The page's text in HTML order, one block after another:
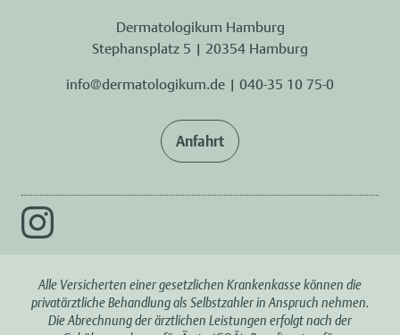
Dermatologikum Hamburg
Stephansplatz 5 | 20354 Hamburg
info@dermatologikum.de | 040-35 10 75-0
Anfahrt
Alle Versicherten einer gesetzlichen Krankenkasse können die
privatärztliche Behandlung als Selbstzahler in Anspruch nehmen.
Die Abrechnung der ärztlichen Leistungen erfolgt nach der